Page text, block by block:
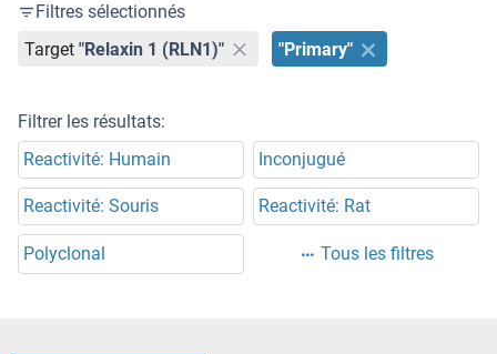
Filtres sélectionnés
Target "Relaxin 1 (RLN1)" "Primary"
Filtrer les résultats:
Reactivité: Humain
Inconjugué
Reactivité: Souris Reactivité: Rat
Polyclonal Tous les filtres